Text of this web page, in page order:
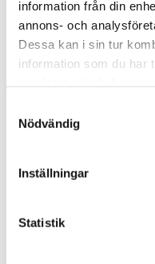
information från din
annons- och
Dessa kan i sin tur
information som du har
Nödvändig
Inställningar
Statistik
8 JUNI 2026
Lek, läsning och
Det viktigaste för
LÄS MER